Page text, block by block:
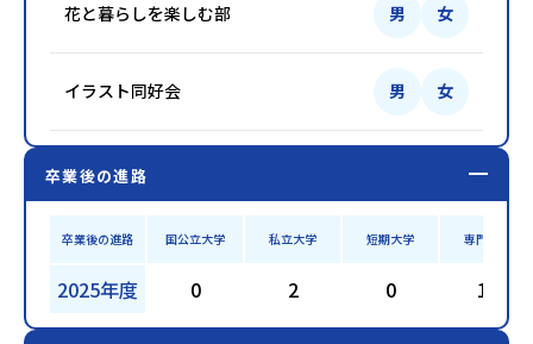
花と暮らしを楽しむ部 男 女
イラスト同好会 男 女
卒業後の進路
卒業後の進路 国公立大学 私立大学 短期大学 専門学校
2025年度 0 2 0 15